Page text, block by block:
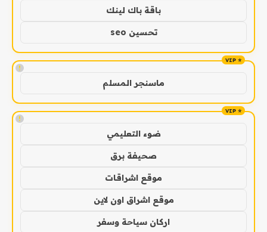
باقة باك لينك
تحسين seo
!
ماسنجر المسلم
!
ضوء التعليمي
صحيفة برق
موقع اشراقات
موقع اشراق اون لاين
اركان سياحة وسفر